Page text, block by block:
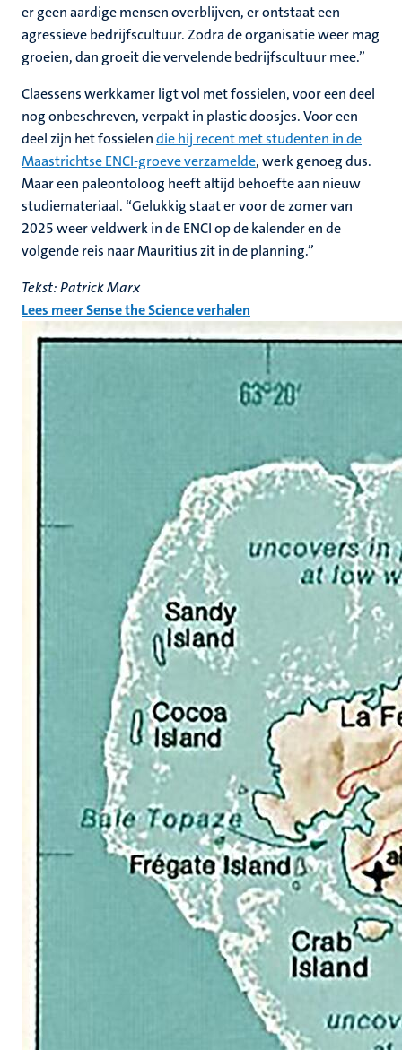
er geen aardige mensen overblijven, er ontstaat een
agressieve bedrijfscultuur. Zodra de organisatie weer mag
groeien, dan groeit die vervelende bedrijfscultuur mee.”
Claessens werkkamer ligt vol met fossielen, voor een deel
nog onbeschreven, verpakt in plastic doosjes. Voor een
deel zijn het fossielendie hij recent met studenten in de
Maastrichtse ENCI-groeve verzamelde, werk genoeg dus.
Maar een paleontoloog heeft altijd behoefte aan nieuw
studiemateriaal. “Gelukkig staat er voor de zomer van
2025 weer veldwerk in de ENCI op de kalender en de
volgende reis naar Mauritius zit in de planning.”
Tekst: Patrick Marx
Lees meer Sense the Science verhalen